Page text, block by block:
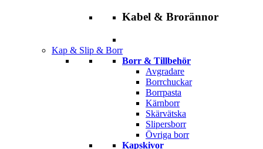
Kabel & Brorännor
Kap & Slip & Borr
Borr & Tillbehör
Avgradare
Borrchuckar
Borrpasta
Kärnborr
Skärvätska
Slipersborr
Övriga borr
Kapskivor